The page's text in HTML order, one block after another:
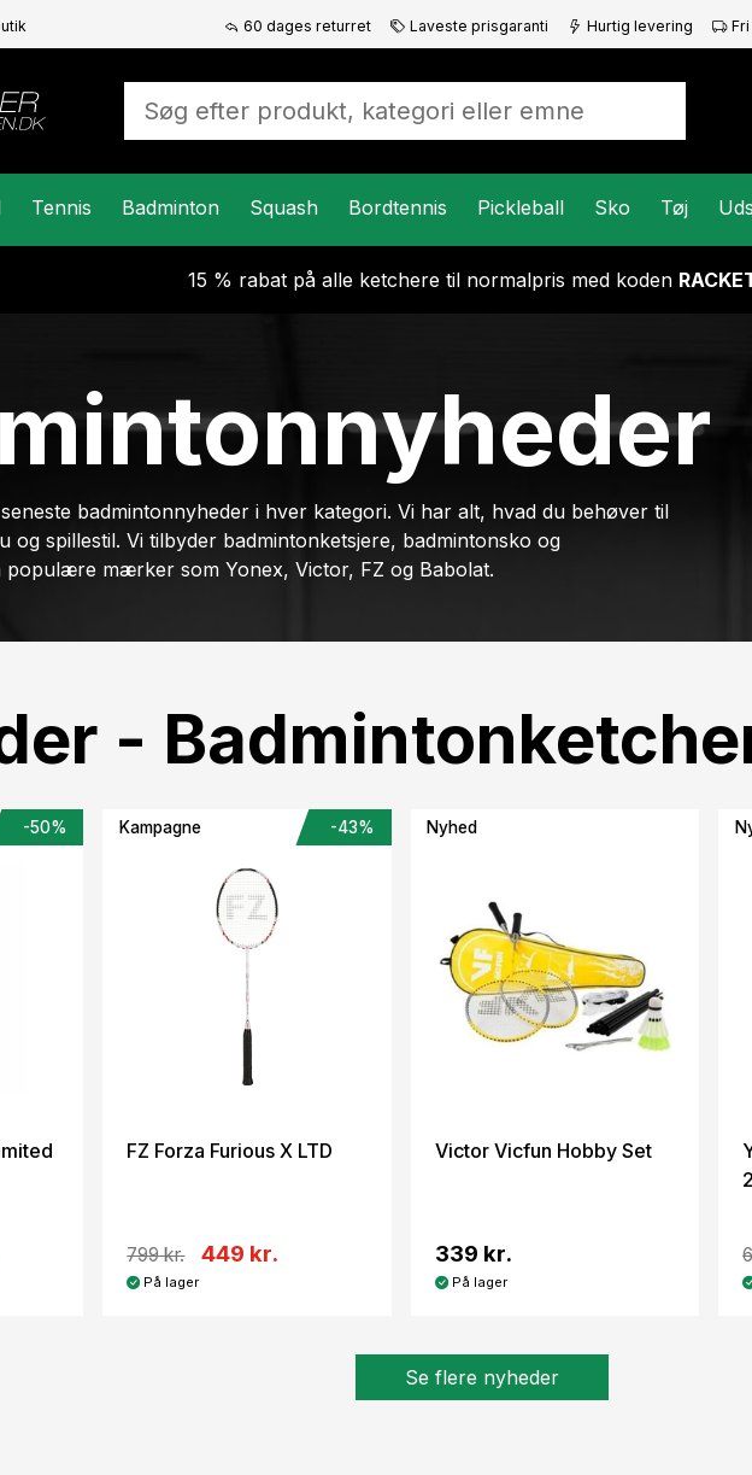
60 dages returret Laveste prisgaranti Hurtig levering
Tennis Badminton Squash Bordtennis Pickleball Sko Tøj
15 % rabat på alle ketchere til normalpris med koden
badmintonnyheder i hver kategori. Vi har alt, hvad du behøver til
og spillestil. Vi tilbyder badmintonketsjere, badmintonsko og
populære mærker som Yonex, Victor, FZ og Babolat.
-
-50% Kampagne -43%
FZ Forza Furious X LTD
799 kr. 449 kr.
På lager
Nyhed
Victor Vicfun Hobby Set
339 kr.
På lager
Se flere nyheder